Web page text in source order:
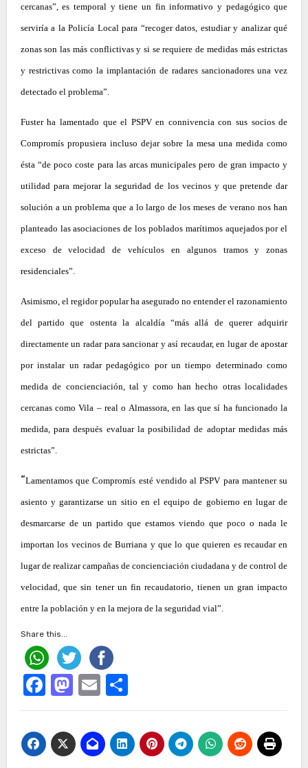
cercanas”, es temporal y tiene un fin informativo y pedagógico que
serviría a la Policía Local para “recoger datos, estudiar y analizar qué
zonas son las más conflictivas y si se requiere de medidas más estrictas
y restrictivas como la implantación de radares sancionadores una vez
detectado el problema”.
Fuster ha lamentado que el PSPV en connivencia con sus socios de
Compromís propusiera incluso dejar sobre la mesa una medida como
ésta “de poco coste para las arcas municipales pero de gran impacto y
utilidad para mejorar la seguridad de los vecinos y que pretende dar
solución a un problema que a lo largo de los meses de verano nos han
planteado las asociaciones de los poblados marítimos aquejados por el
exceso de velocidad de vehículos en algunos tramos y zonas
residenciales”.
Asimismo, el regidor popular ha asegurado no entender el razonamiento
del partido que ostenta la alcaldía “más allá de querer adquirir
directamente un radar para sancionar y así recaudar, en lugar de apostar
por instalar un radar pedagógico por un tiempo determinado como
medida de concienciación, tal y como han hecho otras localidades
cercanas como Vila – real o Almassora, en las que sí ha funcionado la
medida, para después evaluar la posibilidad de adoptar medidas más
estrictas”.
“Lamentamos que Compromís esté vendido al PSPV para mantener su
asiento y garantizarse un sitio en el equipo de gobierno en lugar de
desmarcarse de un partido que estamos viendo que poco o nada le
importan los vecinos de Burriana y que lo que quieren es recaudar en
lugar de realizar campañas de concienciación ciudadana y de control de
velocidad, que sin tener un fin recaudatorio, tienen un gran impacto
entre la población y en la mejora de la seguridad vial”.
Share this...
Facebook
Mastodon
EmailCompartir